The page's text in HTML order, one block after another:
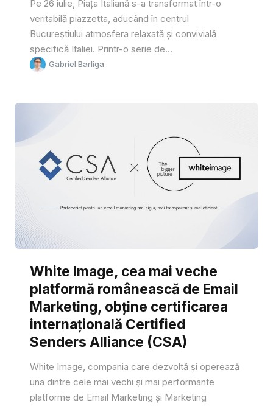
Pe 26 iulie, Piața Italiană s-a transformat într-o
veritabilă piazzetta, aducând în centrul
Bucureștiului atmosfera relaxată și convivială
specifică Italiei. Printr-o serie de...
Gabriel Barliga
White Image, cea mai veche
platformă românească de Email
Marketing, obține certificarea
internațională Certified
Senders Alliance (CSA)
White Image, compania care dezvoltă și operează
una dintre cele mai vechi și mai performante
platforme de Email Marketing și Marketing